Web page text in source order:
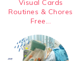
Visual Cards
Routines & Chores
Free...